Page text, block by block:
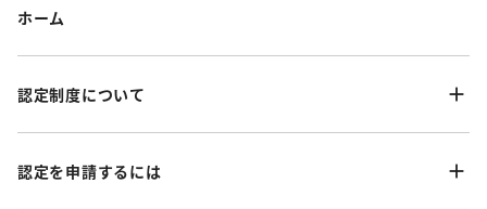
ホーム
認定制度について
認定を申請するには